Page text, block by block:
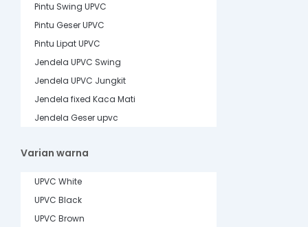
Pintu Swing UPVC
Pintu Geser UPVC
Pintu Lipat UPVC
Jendela UPVC Swing
Jendela UPVC Jungkit
Jendela fixed Kaca Mati
Jendela Geser upvc
Varian warna
UPVC White
UPVC Black
UPVC Brown